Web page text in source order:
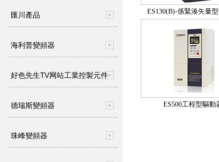
匯川產品
海利普變頻器
好色先生TV网站工業控製元件
德瑞斯變頻器
珠峰變頻器
ES130(B)-係緊湊矢量
ES500工程型驅動